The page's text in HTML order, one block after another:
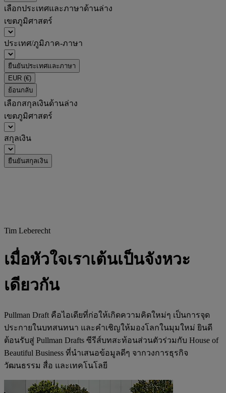
เลือกประเทศและภาษาด้านล่าง
เขตภูมิศาสตร์
ประเทศ/ภูมิภาค-ภาษา
ยืนยันประเทศและภาษา
EUR (€)
ย้อนกลับ
เลือกสกุลเงินด้านล่าง
เขตภูมิศาสตร์
สกุลเงิน
ยืนยันสกุลเงิน
Tim Leberecht
เมื่อหัวใจเราเต้นเป็นจังหวะ
เดียวกัน
Pullman Draft คือไอเดียที่ก่อให้เกิดความคิดใหม่ๆ เป็นการจุด
ประกายในบทสนทนา และคำเชิญให้มองโลกในมุมใหม่ ยินดี
ต้อนรับสู่ Pullman Drafts ซีรีส์บทสะท้อนส่วนตัวร่วมกับ House of
Beautiful Business ที่นำเสนอข้อมูลดีๆ จากวงการธุรกิจ
วัฒนธรรม สื่อ และเทคโนโลยี